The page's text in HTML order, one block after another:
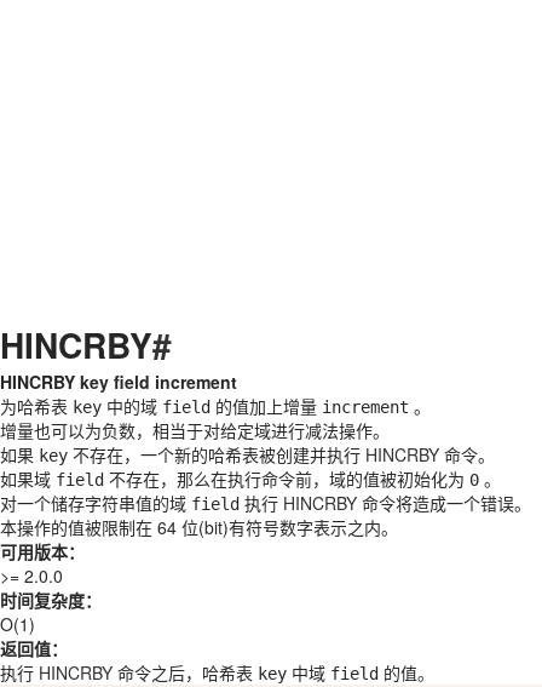
HINCRBY#
HINCRBY key field increment
为哈希表 key 中的域 field 的值加上增量 increment 。
增量也可以为负数，相当于对给定域进行减法操作。
如果 key 不存在，一个新的哈希表被创建并执行 HINCRBY 命令。
如果域 field 不存在，那么在执行命令前，域的值被初始化为 0 。
对一个储存字符串值的域 field 执行 HINCRBY 命令将造成一个错误。
本操作的值被限制在 64 位(bit)有符号数字表示之内。
可用版本：
>= 2.0.0
时间复杂度：
O(1)
返回值：
执行 HINCRBY 命令之后，哈希表 key 中域 field 的值。